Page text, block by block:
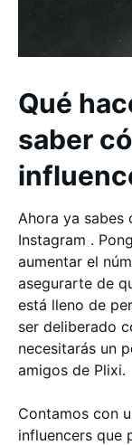
Qué
saber
Ahora ya
Instagram .
aumentar el
asegurarte de
está lleno de
ser deliberado
necesitarás un
amigos de Plixi.
Contamos con
influencers que